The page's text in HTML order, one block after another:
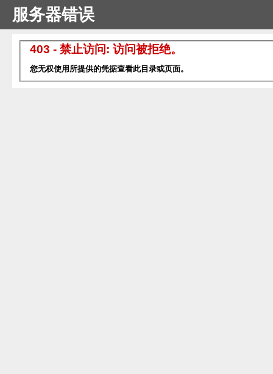
服务器错误
403 - 禁止访问: 访问被拒绝。
您无权使用所提供的凭据查看此目录或页面。